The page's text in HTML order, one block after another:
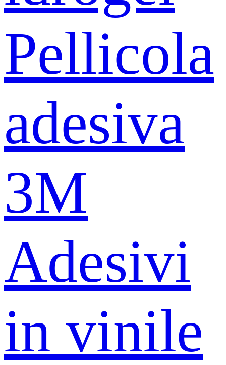
Pellicola
adesiva
3M
Adesivi
in ​​vinile